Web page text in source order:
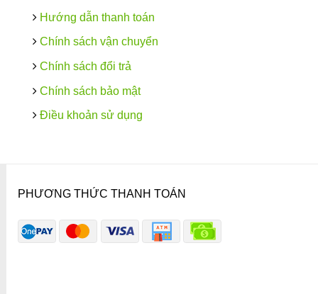
Hướng dẫn thanh toán
Chính sách vận chuyển
Chính sách đổi trả
Chính sách bảo mật
Điều khoản sử dụng
PHƯƠNG THỨC THANH TOÁN